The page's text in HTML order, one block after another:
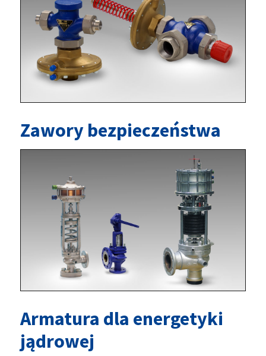
Zawory bezpieczeństwa
Armatura dla energetyki
jądrowej